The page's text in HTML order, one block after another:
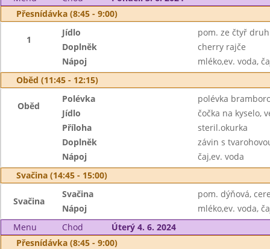
Přesnídávka (8:45 - 9:00)
1
Jídlo
pom. ze čtyř
Doplněk
cherry rajče
Nápoj
mléko,ev. voda,
Oběd (11:45 - 12:15)
Oběd
Polévka
polévka
Jídlo
čočka na kyselo,
Příloha
steril.okurka
Doplněk
závin s
Nápoj
čaj,ev. voda
Svačina (14:45 - 15:00)
Svačina
Svačina
pom. dýňová,
Nápoj
mléko,ev. voda,
Menu
Chod
Úterý 4. 6. 2024
Přesnídávka (8:45 - 9:00)